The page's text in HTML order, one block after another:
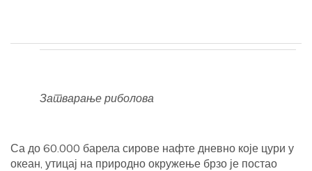
Затварање риболова
Са до 60.000 барела сирове нафте дневно које цури у
океан, утицај на природно окружење брзо је постао